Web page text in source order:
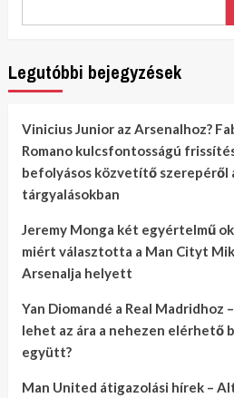
Legutóbbi bejegyzések
Vinicius Junior az Arsenalhoz?
Romano kulcsfontosságú
befolyásos közvetítő szerepéről
tárgyalásokban
Jeremy Monga két egyértelmű
miért választotta a Man Cityt
Arsenalja helyett
Yan Diomandé a Real Madridhoz
lehet az ára a nehezen elérhető
együtt?
Man United átigazolási hírek –